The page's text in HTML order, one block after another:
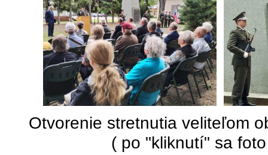
Otvorenie stretnutia veliteľom
( po "kliknutí" sa